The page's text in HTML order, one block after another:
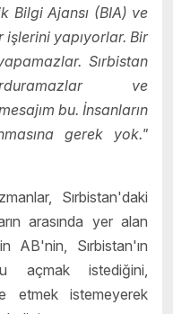
Bilgi Ajansı (BIA) ve
işlerini yapıyorlar. Bir
Sırbistan
ve
bu. İnsanların
gerek yok."
Sırbistan'daki
arasında yer alan
AB'nin, Sırbistan'ın
açmak istediğini,
etmek istemeyerek